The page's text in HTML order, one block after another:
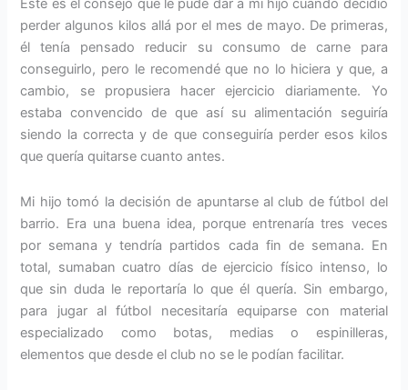
Este es el consejo que le pude dar a mi hijo cuando decidió
perder algunos kilos allá por el mes de mayo. De primeras,
él tenía pensado reducir su consumo de carne para
conseguirlo, pero le recomendé que no lo hiciera y que, a
cambio, se propusiera hacer ejercicio diariamente. Yo
estaba convencido de que así su alimentación seguiría
siendo la correcta y de que conseguiría perder esos kilos
que quería quitarse cuanto antes.
Mi hijo tomó la decisión de apuntarse al club de fútbol del
barrio. Era una buena idea, porque entrenaría tres veces
por semana y tendría partidos cada fin de semana. En
total, sumaban cuatro días de ejercicio físico intenso, lo
que sin duda le reportaría lo que él quería. Sin embargo,
para jugar al fútbol necesitaría equiparse con material
especializado como botas, medias o espinilleras,
elementos que desde el club no se le podían facilitar.